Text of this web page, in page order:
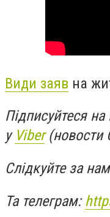
Види заяв на
Підписуйтеся
у Viber(новости
Слідкуйте за
Та телеграм: